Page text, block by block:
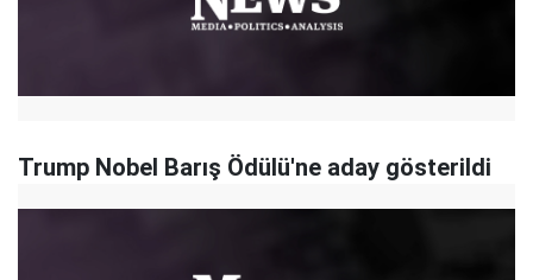
Trump Nobel Barış Ödülü'ne aday gösterildi